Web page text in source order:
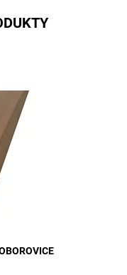
nám je a my vám